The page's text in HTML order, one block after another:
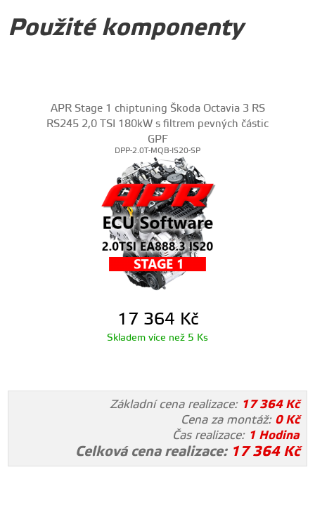
Použité komponenty
APR Stage 1 chiptuning Škoda Octavia 3 RS
RS245 2,0 TSI 180kW s filtrem pevných částic
GPF
DPP-2.0T-MQB-IS20-SP
17 364 Kč
Skladem více než 5 Ks
Základní cena realizace: 17 364Kč
Cena za montáž: 0Kč
Čas realizace: 1 Hodina
Celková cena realizace: 17 364 Kč